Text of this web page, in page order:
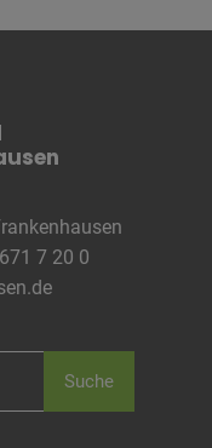
7 20 0
Suche